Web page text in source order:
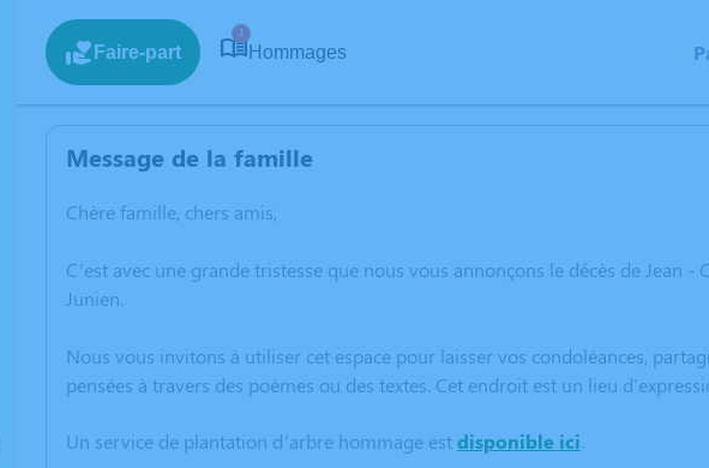
Faire-part
1
Hommages
Message de la famille
Chère famille, chers amis,
C’est avec une grande tristesse que nous vous annonçons le décès de Jean
Junien.
Nous vous invitons à utiliser cet espace pour laisser vos condoléances,
pensées à travers des poèmes ou des textes. Cet endroit est un lieu
Un service de plantation d’arbre hommage estdisponible ici.